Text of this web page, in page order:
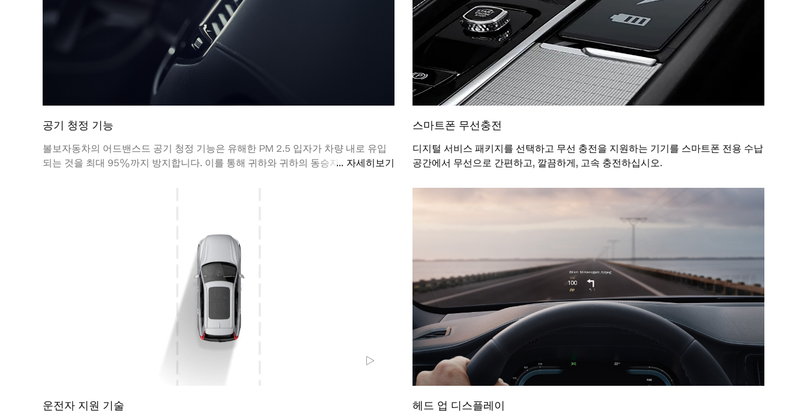
공기 청정 기능
볼보자동차의 어드밴스드 공기 청정 기능은 유해한 PM 2.5 입자가 차량 내로 유입
되는 것을 최대 95%까지 방지합니다. 이를 통해 귀하와 귀하의 동승자가 외부 환경
자세히보기
스마트폰 무선충전
디지털 서비스 패키지를 선택하고 무선 충전을 지원하는 기기를 스마트폰 전용 수납
공간에서 무선으로 간편하고, 깔끔하게, 고속 충전하십시오.
운전자 지원 기술 헤드 업 디스플레이